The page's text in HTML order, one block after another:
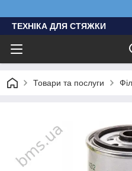
ТЕХНІКА ДЛЯ СТЯЖКИ
Товари та послуги